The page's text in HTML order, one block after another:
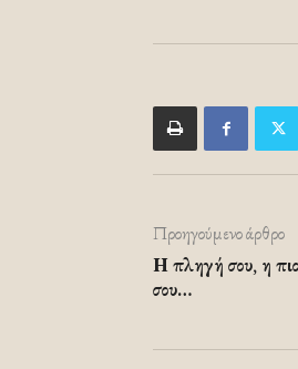
Προηγούμενο άρθρο
Η πληγή σου, η
σου…